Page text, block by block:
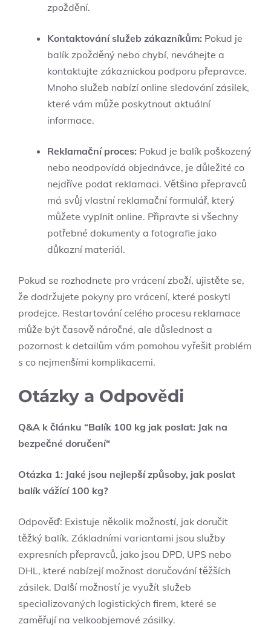
‍zpoždění.
Kontaktování ⁢služeb ‍zákazníkům: Pokud je
balík⁢ zpožděný nebo ⁢chybí, neváhejte a
kontaktujte zákaznickou podporu​ přepravce.
Mnoho služeb nabízí online ⁢sledování ⁣zásilek,⁤
které vám může ​poskytnout aktuální
informace.
Reklamační proces: Pokud ⁤je ⁣balík poškozený
⁣nebo neodpovídá objednávce, je ​důležité co
nejdříve podat reklamaci.‍ Většina přepravců
má​ svůj vlastní reklamační formulář, který
můžete vyplnit online. Připravte si všechny
potřebné ⁣dokumenty ⁣a⁤ fotografie jako
důkazní⁤ materiál.
Pokud se‌ rozhodnete pro vrácení⁢ zboží, ujistěte‍ se,
že dodržujete pokyny pro ‌vrácení,⁣ které​ poskytl
prodejce. ⁢Restartování celého procesu reklamace
může ⁤být​ časově náročné, ale důslednost a
pozornost k detailům ​vám pomohou vyřešit problém
s co nejmenšími komplikacemi.
Otázky a ‌Odpovědi
Q&A k článku ⁣“Balík 100 kg jak poslat: Jak na
bezpečné⁢ doručení“
Otázka 1: Jaké jsou nejlepší​ způsoby, ⁤jak poslat
balík vážící 100‌ kg?
Odpověď: Existuje několik​ možností, jak doručit
těžký balík. Základními variantami jsou služby
expresních⁤ přepravců,‍ jako jsou ​DPD, UPS⁢ nebo
⁤DHL, které​ nabízejí možnost doručování těžších ​
zásilek. Další⁤ možností je využít služeb
⁣specializovaných ⁣logistických firem, které⁣ se
zaměřují na velkoobjemové⁤ zásilky.